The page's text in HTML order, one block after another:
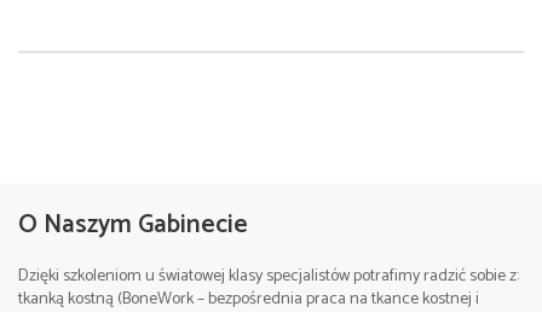
Miejsce:Częstochowa , Poland
690 zł.(zaliczka rezerwacyjna 250 zł)
I dzień 9:00-17:00, II dzień 9:00 – 14:00
Miejsce:Częstochowa , Poland
O Naszym Gabinecie
Dzięki szkoleniom u światowej klasy specjalistów potrafimy radzić sobie z:
tkanką kostną (BoneWork – bezpośrednia praca na tkance kostnej i